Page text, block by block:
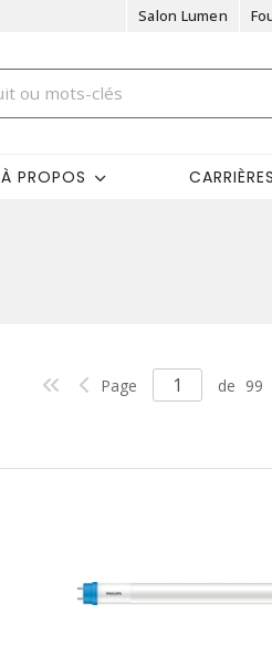
Salon Lumen
À PROPOS CARRIÈRES
Page de 99